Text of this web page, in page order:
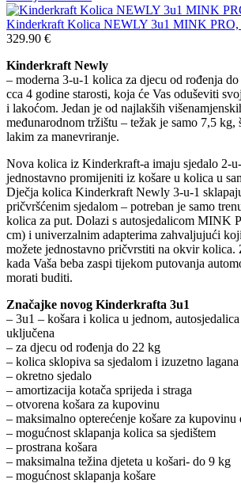
Kinderkraft Kolica NEWLY 3u1 MINK PRO,
329.90 €
Kinderkraft Newly
– moderna 3-u-1 kolica za djecu od rođenja
cca 4 godine starosti, koja će Vas oduševiti
i lakoćom. Jedan je od najlakših
međunarodnom tržištu – težak je samo 7,5
lakim za manevriranje.
Nova kolica iz Kinderkraft-a imaju sjedalo 2-
jednostavno promijeniti iz košare u kolica u
Dječja kolica Kinderkraft Newly 3-u-1
pričvršćenim sjedalom – potreban je samo
kolica za put. Dolazi s autosjedalicom MINK
cm) i univerzalnim adapterima zahvaljujući
možete jednostavno pričvrstiti na okvir kolica.
kada Vaša beba zaspi tijekom putovanja
morati buditi.
Značajke novog Kinderkrafta 3u1
– 3u1 – košara i kolica u jednom, autosjedalica
uključena
– za djecu od rođenja do 22 kg
– kolica sklopiva sa sjedalom i izuzetno lagana
– okretno sjedalo
– amortizacija kotača sprijeda i straga
– otvorena košara za kupovinu
– maksimalno opterećenje košare za kupovinu
– mogućnost sklapanja kolica sa sjedištem
– prostrana košara
– maksimalna težina djeteta u košari- do 9 kg
– mogućnost sklapanja košare